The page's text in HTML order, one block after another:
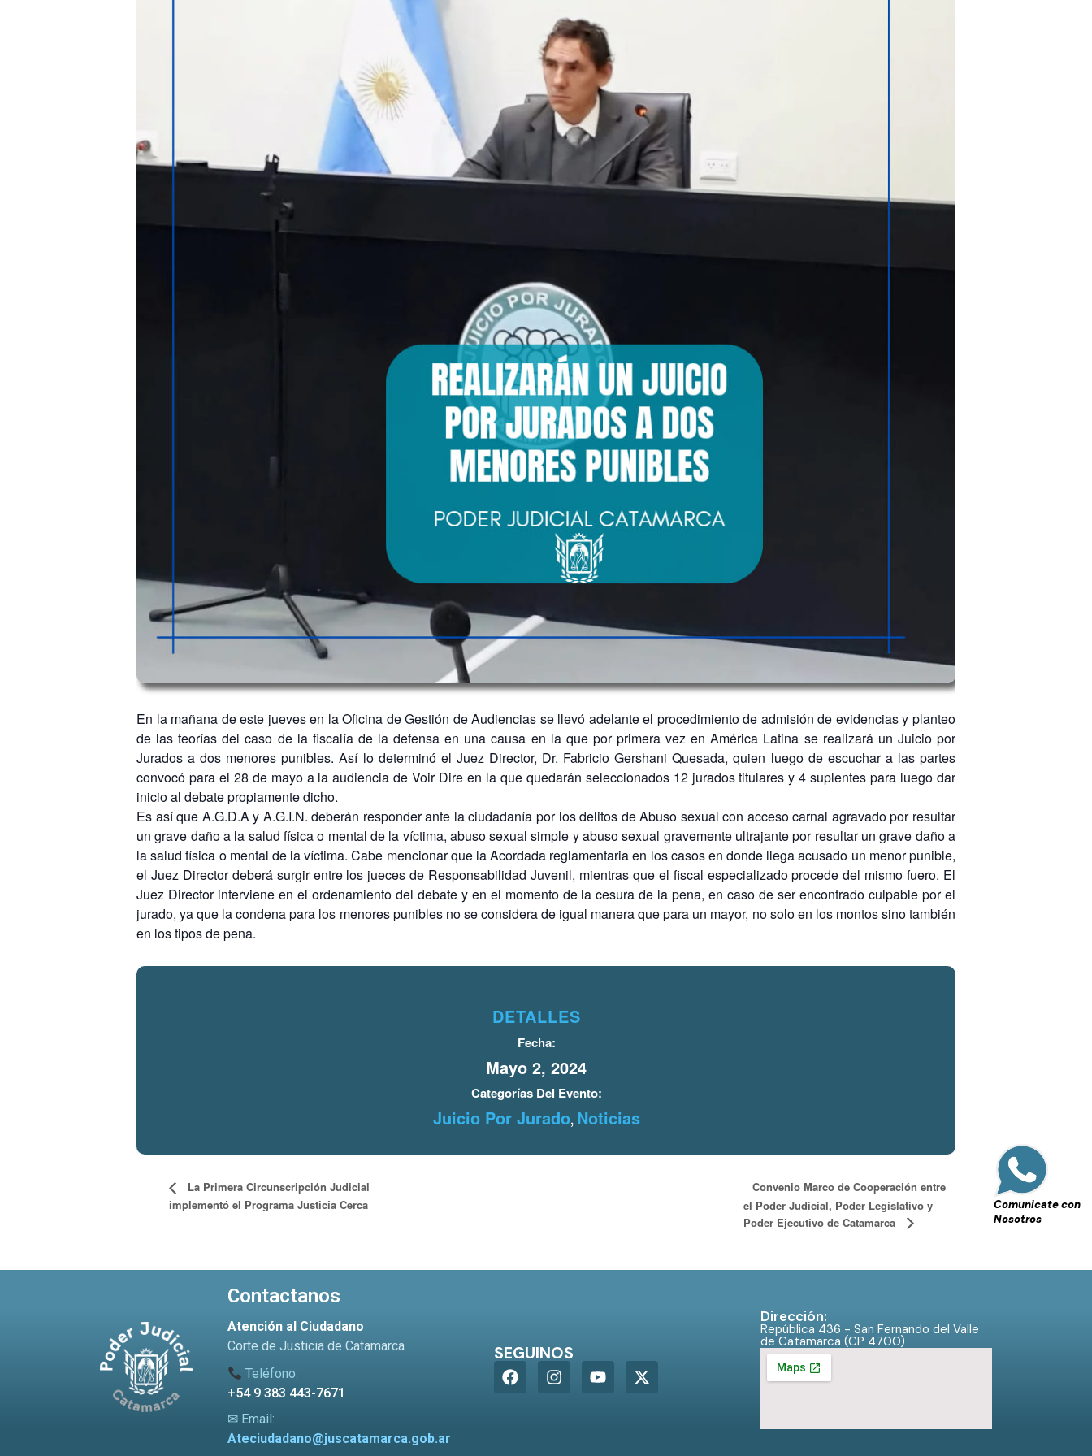
Comunicate con
Nosotros
En la mañana de este jueves en la Oficina de Gestión de Audiencias se llevó adelante el procedimiento de admisión de evidencias y planteo
de las teorías del caso de la fiscalía de la defensa en una causa en la que por primera vez en América Latina se realizará un Juicio por
Jurados a dos menores punibles. Así lo determinó el Juez Director, Dr. Fabricio Gershani Quesada, quien luego de escuchar a las partes
convocó para el 28 de mayo a la audiencia de Voir Dire en la que quedarán seleccionados 12 jurados titulares y 4 suplentes para luego dar
inicio al debate propiamente dicho.
Es así que A.G.D.A y A.G.I.N. deberán responder ante la ciudadanía por los delitos de Abuso sexual con acceso carnal agravado por resultar
un grave daño a la salud física o mental de la víctima, abuso sexual simple y abuso sexual gravemente ultrajante por resultar un grave daño a
la salud física o mental de la víctima. Cabe mencionar que la Acordada reglamentaria en los casos en donde llega acusado un menor punible,
el Juez Director deberá surgir entre los jueces de Responsabilidad Juvenil, mientras que el fiscal especializado procede del mismo fuero. El
Juez Director interviene en el ordenamiento del debate y en el momento de la cesura de la pena, en caso de ser encontrado culpable por el
jurado, ya que la condena para los menores punibles no se considera de igual manera que para un mayor, no solo en los montos sino también
en los tipos de pena.
DETALLES
Fecha:
Mayo 2, 2024
Categorías Del Evento:
Juicio Por Jurado, Noticias
La Primera Circunscripción Judicial
implementó el Programa Justicia Cerca
Convenio Marco de Cooperación entre
el Poder Judicial, Poder Legislativo y
Poder Ejecutivo de Catamarca
Contactanos
Atención al Ciudadano
Corte de Justicia de Catamarca
Teléfono:
+54 9 383 443-7671
✉ Email:
Ateciudadano@juscatamarca.gob.ar
SEGUINOS
Dirección:
República 436 - San Fernando del Valle
de Catamarca (CP 4700)